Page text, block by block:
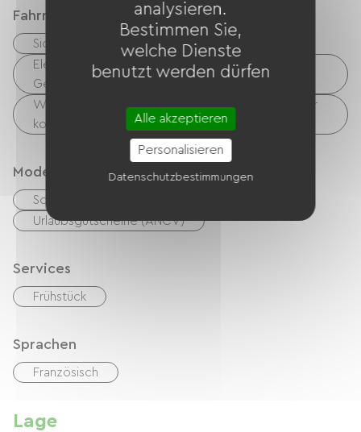
Fahrradannahme
Sicherer Fahrradunterstand
Elektrische Ladestation (für E-Bike-Akkus, GPS-
Geräte usw.)
Wäschemöglichkeiten vorhanden (kostenlos oder
kostenpflichtig)
Modes de paiement
Schecks
Urlaubsgutscheine (ANCV)
Services
Frühstück
Sprachen
Französisch
Lage
analysieren.
Bestimmen Sie,
welche Dienste
benutzt werden dürfen
Alle akzeptieren
Personalisieren
Datenschutzbestimmungen